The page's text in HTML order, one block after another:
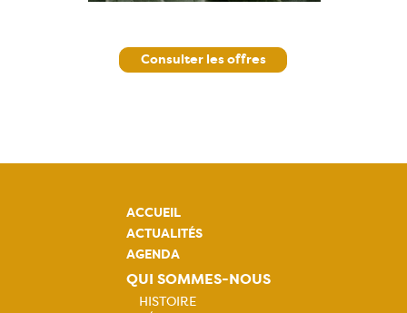
Consulter les offres
ACCUEIL
ACTUALITÉS
AGENDA
QUI SOMMES-NOUS
HISTOIRE